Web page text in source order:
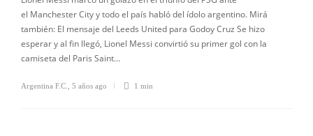
el Manchester City y todo el país habló del ídolo argentino. Mirá
también: El mensaje del Leeds United para Godoy Cruz Se hizo
esperar y al fin llegó, Lionel Messi convirtió su primer gol con la
camiseta del Paris Saint…
Argentina F.C. 5 años ago 1 min